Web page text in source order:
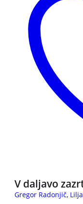
V daljavo
Gregor Radonjič,